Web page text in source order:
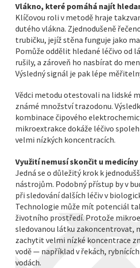
Vlákno, které pomáhá najít
Klíčovou roli v metodě hraje
dutého vlákna. Zjednodušeně
trubičku, jejíž stěna funguje jako
Pomůže oddělit hledané léčivo od
rušily, a zároveň ho nasbírat do
Výsledný signál je pak lépe
Vědci metodu otestovali na lidské
známé množství trazodonu.
kombinace čipového
mikroextrakce dokáže léčivo
velmi nízkých koncentracích.
Využití nemusí skončit u medicíny
Jedná se o důležitý krok k
nástrojům. Podobný přístup by v
při sledování dalších léčiv v
Technologie může mít potenciál
životního prostředí. Protože
sledovanou látku zakoncentrovat,
zachytit velmi nízké koncentrace
vodě — například v řekách,
vodách.